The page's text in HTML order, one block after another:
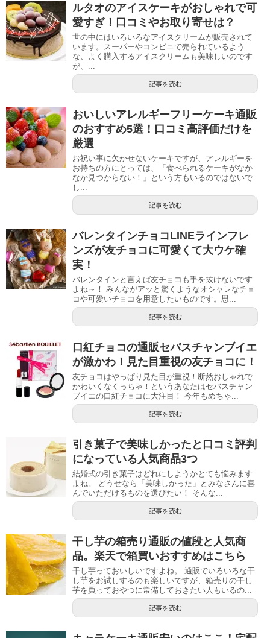
ルタオのアイスケーキがおしゃれで可
愛すぎ！口コミやお取り寄せは？
世の中にはいろいろなアイスクリームが販売されて
います。スーパーやコンビニで売られているよう
な、よく購入するアイスクリームも美味しいのです
が、...
記事を読む
おいしいアレルギーフリーケーキ通販
のおすすめ5選！口コミ高評価だけを
厳選
お祝い事に欠かせないケーキですが、アレルギーを
お持ちの方にとっては、「食べられるケーキがなか
なか見つからない！」という方もいるのではないで
し...
記事を読む
バレンタインチョコLINEラインフレ
ンズが友チョコに可愛くて大ウケ確
実！
バレンタインと言えば友チョコも手を抜けないです
よね～！ みんながアッと驚くようなオシャレなチョ
コや可愛いチョコを用意したいものです。思...
記事を読む
口紅チョコの通販セバスチャンブイエ
が激かわ！見た目重視の友チョコに！
友チョコはやっぱり見た目が重視！断然おしゃれで
かわいくなくっちゃ！というあなたはセバスチャン
ブイエの口紅チョコに大注目！ 今年もめちゃ...
記事を読む
引き菓子で美味しかったと口コミ評判
になっている人気商品3つ
結婚式の引き菓子はどれにしようかとても悩みます
よね。 どうせなら「美味しかった」とみなさんに喜
んでいただけるものを選びたい！ そんな...
記事を読む
干し芋の箱売り通販の値段と人気商
品。楽天で箱買いおすすめはこちら
干し芋っておいしいですよね。 通販でいろいろな干
し芋をお試しするのも楽しいですが、箱売りの干し
芋を買っておやつに常備しておきたい人もいるの...
記事を読む